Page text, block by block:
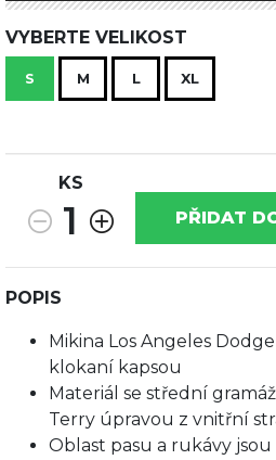
VYBERTE VELIKOST
S M L XL
KS
1 PŘIDAT
POPIS
Mikina Los Angeles
klokaní kapsou
Materiál se střední
Terry úpravou z vnitřní
Oblast pasu a rukávy